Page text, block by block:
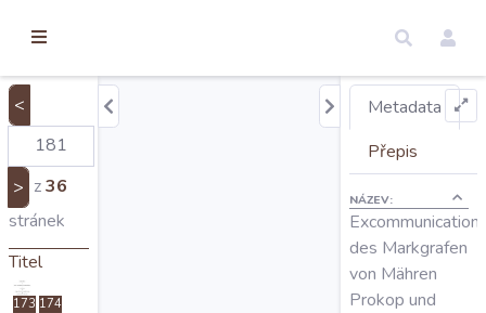
Úvod
Edice
<
> z36
stránek
Titel
173 174
Metadata
Přepis
NÁZEV:
Excommunication
des Markgrafen
von Mähren
Prokop und